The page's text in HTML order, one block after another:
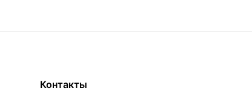
Контакты